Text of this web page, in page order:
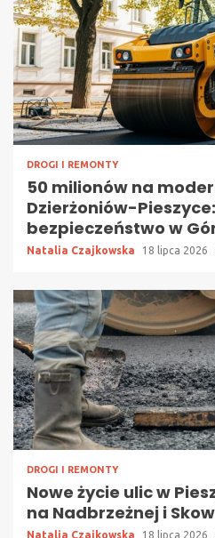
DROGI I REMONTY
50 milionów na
Dzierżoniów-
bezpieczeństwo w
Natalia Czajkowska 18 lipca 2026
DROGI I REMONTY
Nowe życie ulic w
na Nadbrzeżnej i
Natalia Czajkowska 18 lipca 2026